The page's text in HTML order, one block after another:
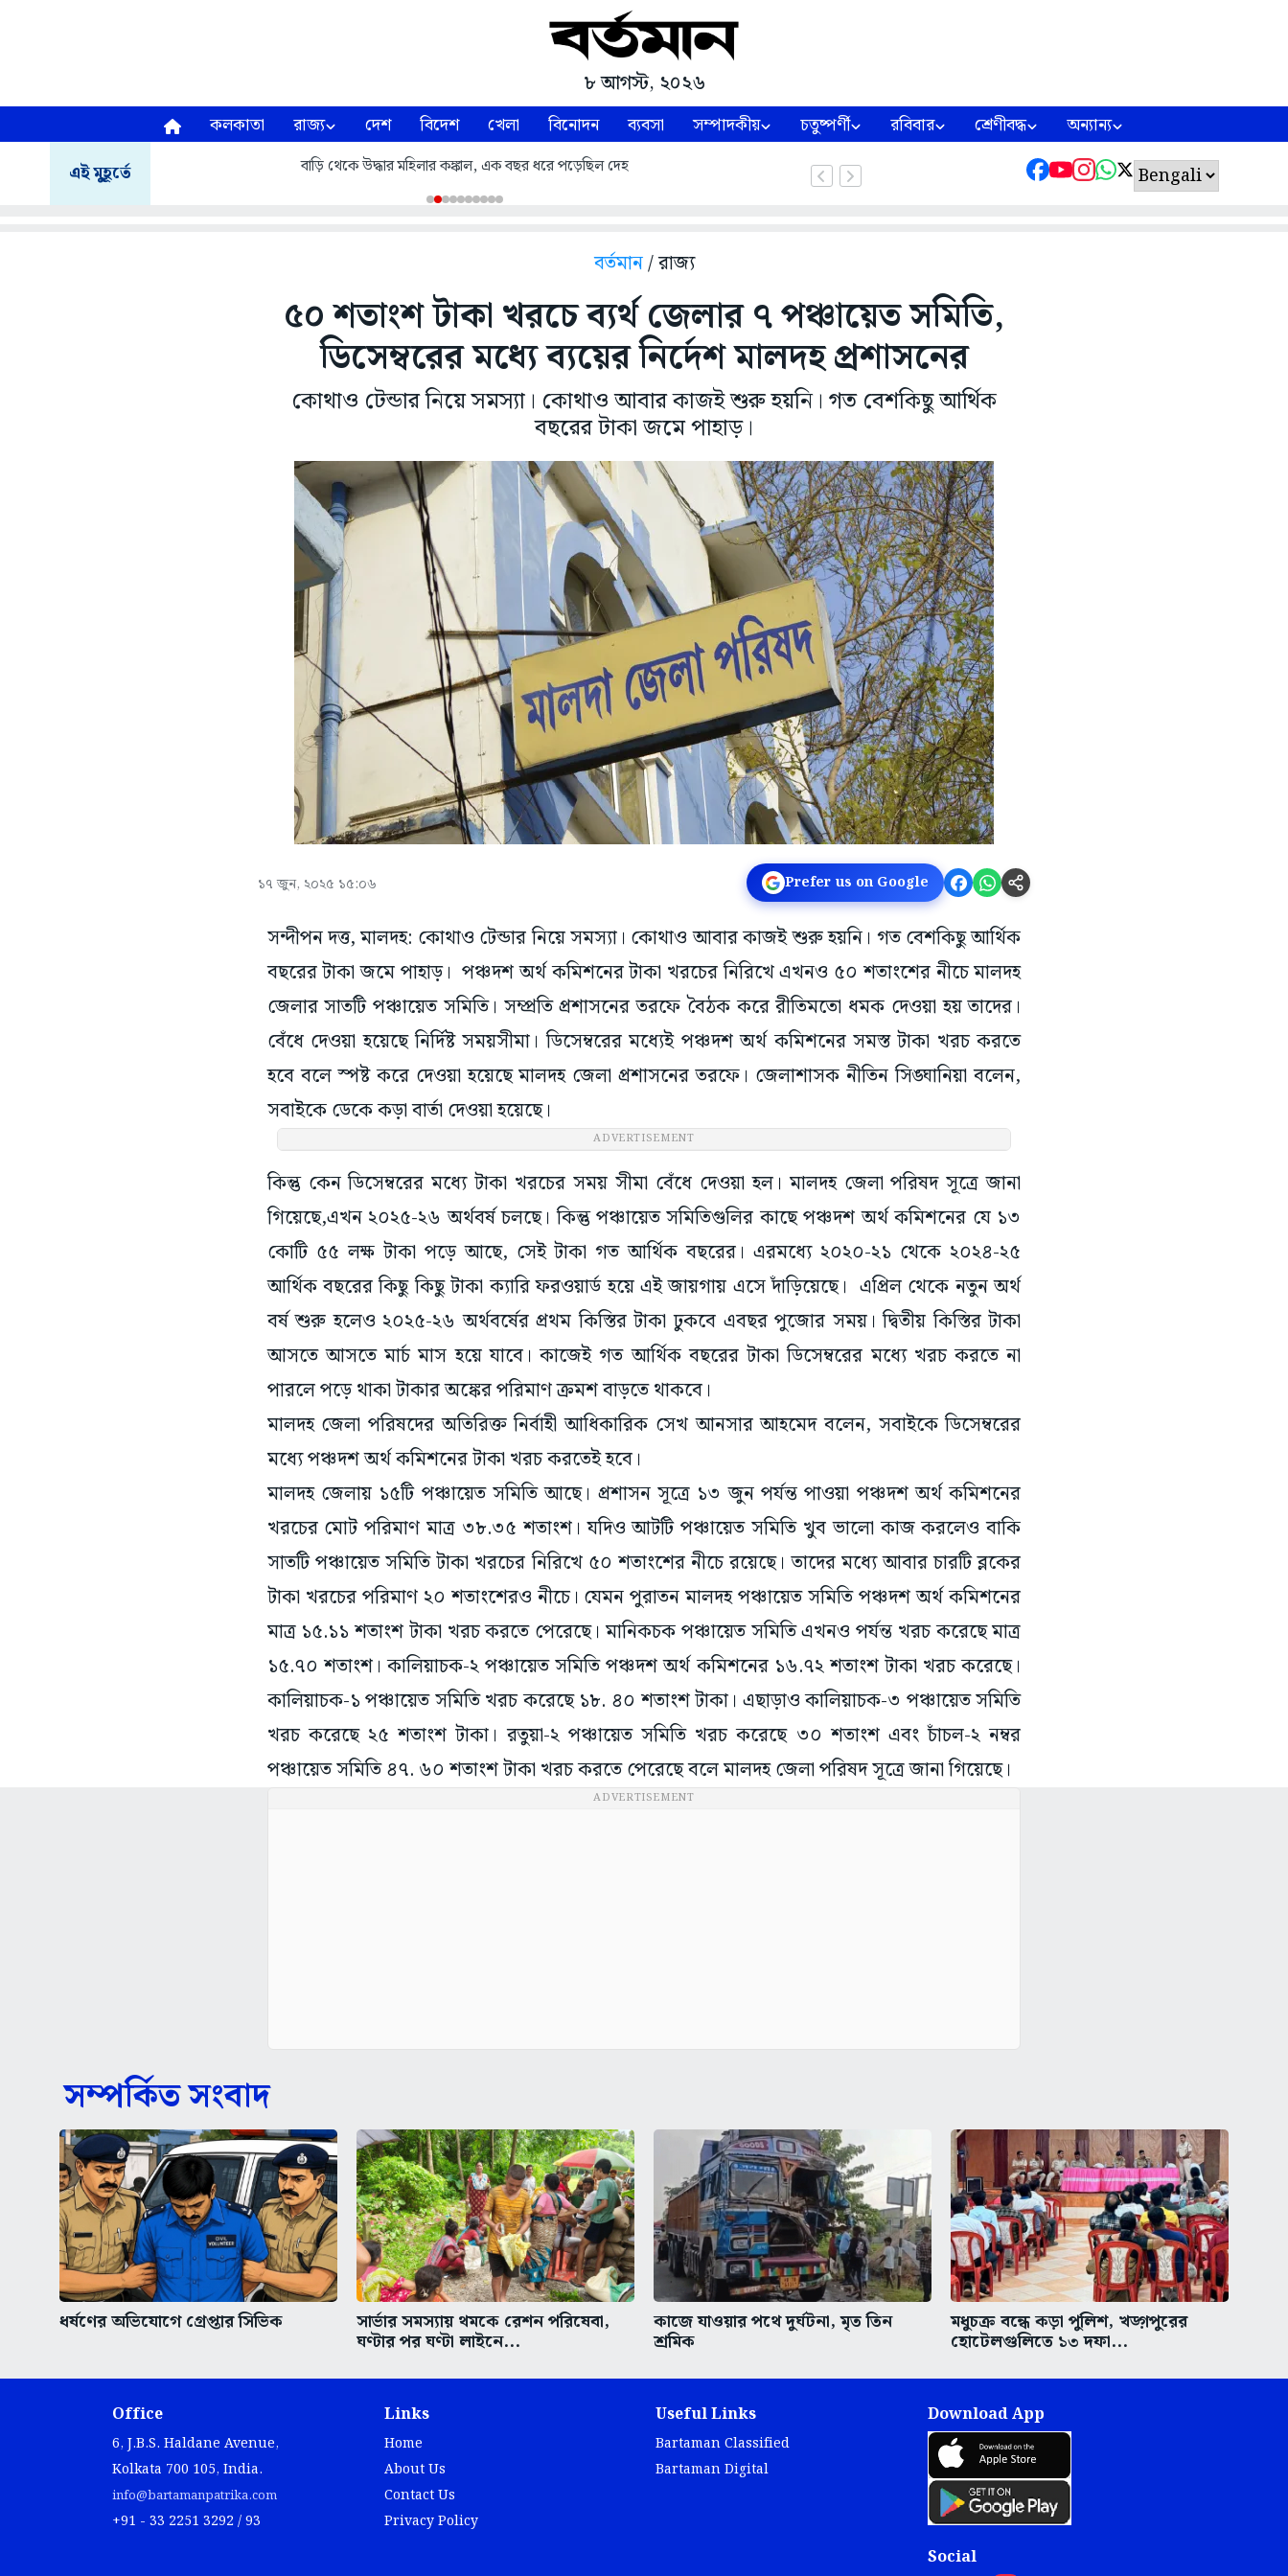
৮ আগস্ট, ২০২৬
কলকাতা রাজ্য দেশ বিদেশ খেলা বিনোদন ব্যবসা সম্পাদকীয় চতুষ্পর্ণী রবিবার শ্রেণীবদ্ধ অন্যান্য
এই মুহূর্তে বাড়ি থেকে উদ্ধার মহিলার কঙ্কাল, এক বছর ধরে পড়েছিল দেহ
বর্তমান/ রাজ্য
৫০ শতাংশ টাকা খরচে ব্যর্থ জেলার ৭ পঞ্চায়েত সমিতি,
ডিসেম্বরের মধ্যে ব্যয়ের নির্দেশ মালদহ প্রশাসনের
কোথাও টেন্ডার নিয়ে সমস্যা। কোথাও আবার কাজই শুরু হয়নি। গত বেশকিছু আর্থিক
বছরের টাকা জমে পাহাড়।
১৭ জুন, ২০২৫ ১৫:০৬ Prefer us on Google
সন্দীপন দত্ত, মালদহ: কোথাও টেন্ডার নিয়ে সমস্যা। কোথাও আবার কাজই শুরু হয়নি। গত বেশকিছু আর্থিক
বছরের টাকা জমে পাহাড়। পঞ্চদশ অর্থ কমিশনের টাকা খরচের নিরিখে এখনও ৫০ শতাংশের নীচে মালদহ
জেলার সাতটি পঞ্চায়েত সমিতি। সম্প্রতি প্রশাসনের তরফে বৈঠক করে রীতিমতো ধমক দেওয়া হয় তাদের।
বেঁধে দেওয়া হয়েছে নির্দিষ্ট সময়সীমা। ডিসেম্বরের মধ্যেই পঞ্চদশ অর্থ কমিশনের সমস্ত টাকা খরচ করতে
হবে বলে স্পষ্ট করে দেওয়া হয়েছে মালদহ জেলা প্রশাসনের তরফে। জেলাশাসক নীতিন সিঙ্ঘানিয়া বলেন,
সবাইকে ডেকে কড়া বার্তা দেওয়া হয়েছে।
ADVERTISEMENT
কিন্তু কেন ডিসেম্বরের মধ্যে টাকা খরচের সময় সীমা বেঁধে দেওয়া হল। মালদহ জেলা পরিষদ সূত্রে জানা
গিয়েছে,এখন ২০২৫-২৬ অর্থবর্ষ চলছে। কিন্তু পঞ্চায়েত সমিতিগুলির কাছে পঞ্চদশ অর্থ কমিশনের যে ১৩
কোটি ৫৫ লক্ষ টাকা পড়ে আছে, সেই টাকা গত আর্থিক বছরের। এরমধ্যে ২০২০-২১ থেকে ২০২৪-২৫
আর্থিক বছরের কিছু কিছু টাকা ক্যারি ফরওয়ার্ড হয়ে এই জায়গায় এসে দাঁড়িয়েছে। এপ্রিল থেকে নতুন অর্থ
বর্ষ শুরু হলেও ২০২৫-২৬ অর্থবর্ষের প্রথম কিস্তির টাকা ঢুকবে এবছর পুজোর সময়। দ্বিতীয় কিস্তির টাকা
আসতে আসতে মার্চ মাস হয়ে যাবে। কাজেই গত আর্থিক বছরের টাকা ডিসেম্বরের মধ্যে খরচ করতে না
পারলে পড়ে থাকা টাকার অঙ্কের পরিমাণ ক্রমশ বাড়তে থাকবে।
মালদহ জেলা পরিষদের অতিরিক্ত নির্বাহী আধিকারিক সেখ আনসার আহমেদ বলেন, সবাইকে ডিসেম্বরের
মধ্যে পঞ্চদশ অর্থ কমিশনের টাকা খরচ করতেই হবে।
মালদহ জেলায় ১৫টি পঞ্চায়েত সমিতি আছে। প্রশাসন সূত্রে ১৩ জুন পর্যন্ত পাওয়া পঞ্চদশ অর্থ কমিশনের
খরচের মোট পরিমাণ মাত্র ৩৮.৩৫ শতাংশ। যদিও আটটি পঞ্চায়েত সমিতি খুব ভালো কাজ করলেও বাকি
সাতটি পঞ্চায়েত সমিতি টাকা খরচের নিরিখে ৫০ শতাংশের নীচে রয়েছে। তাদের মধ্যে আবার চারটি ব্লকের
টাকা খরচের পরিমাণ ২০ শতাংশেরও নীচে। যেমন পুরাতন মালদহ পঞ্চায়েত সমিতি পঞ্চদশ অর্থ কমিশনের
মাত্র ১৫.১১ শতাংশ টাকা খরচ করতে পেরেছে। মানিকচক পঞ্চায়েত সমিতি এখনও পর্যন্ত খরচ করেছে মাত্র
১৫.৭০ শতাংশ। কালিয়াচক-২ পঞ্চায়েত সমিতি পঞ্চদশ অর্থ কমিশনের ১৬.৭২ শতাংশ টাকা খরচ করেছে।
কালিয়াচক-১ পঞ্চায়েত সমিতি খরচ করেছে ১৮. ৪০ শতাংশ টাকা। এছাড়াও কালিয়াচক-৩ পঞ্চায়েত সমিতি
খরচ করেছে ২৫ শতাংশ টাকা। রতুয়া-২ পঞ্চায়েত সমিতি খরচ করেছে ৩০ শতাংশ এবং চাঁচল-২ নম্বর
পঞ্চায়েত সমিতি ৪৭. ৬০ শতাংশ টাকা খরচ করতে পেরেছে বলে মালদহ জেলা পরিষদ সূত্রে জানা গিয়েছে।
ADVERTISEMENT
সম্পর্কিত সংবাদ
ধর্ষণের অভিযোগে গ্রেপ্তার সিভিক সার্ভার সমস্যায় থমকে রেশন পরিষেবা,
ঘণ্টার পর ঘণ্টা লাইনে...
কাজে যাওয়ার পথে দুর্ঘটনা, মৃত তিন
শ্রমিক
মধুচক্র বন্ধে কড়া পুলিশ, খড়্গপুরের
হোটেলগুলিতে ১৩ দফা...
Office
6, J.B.S. Haldane Avenue,
Kolkata 700 105, India.
info@bartamanpatrika.com
+91 - 33 2251 3292 / 93
Links
Home
About Us
Contact Us
Privacy Policy
Useful Links
Bartaman Classified
Bartaman Digital
Download App
Social